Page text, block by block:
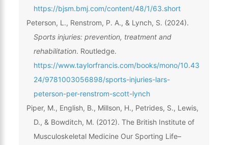
https://bjsm.bmj.com/content/48/1/63.short
Peterson, L., Renstrom, P. A., & Lynch, S. (2024).
Sports injuries: prevention, treatment and
rehabilitation. Routledge.
https://www.taylorfrancis.com/books/mono/10.43
24/9781003056898/sports-injuries-lars-
peterson-per-renstrom-scott-lynch
Piper, M., English, B., Millson, H., Petrides, S., Lewis,
D., & Bowditch, M. (2012). The British Institute of
Musculoskeletal Medicine Our Sporting Life–